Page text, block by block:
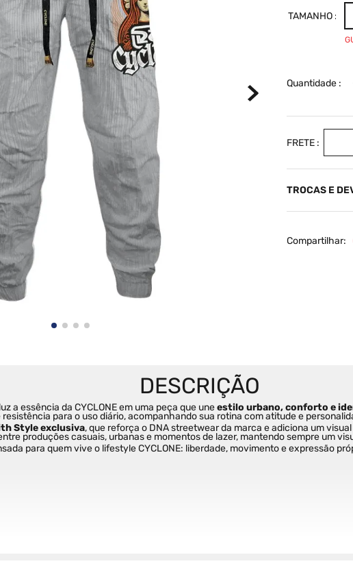
TAMANHO
Quantidade
TROCAS E
Compartilhar
a essência da CYCLONE em uma peça que une estilo urbano, conforto e
para o uso diário, acompanhando sua rotina com atitude e
Style exclusiva, que reforça o DNA streetwear da marca e adiciona um
produções casuais, urbanas e momentos de lazer, mantendo sempre um
para quem vive o lifestyle CYCLONE: liberdade, movimento e expressão